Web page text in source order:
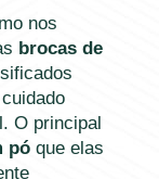
nos
brocas de
O principal
pó que elas